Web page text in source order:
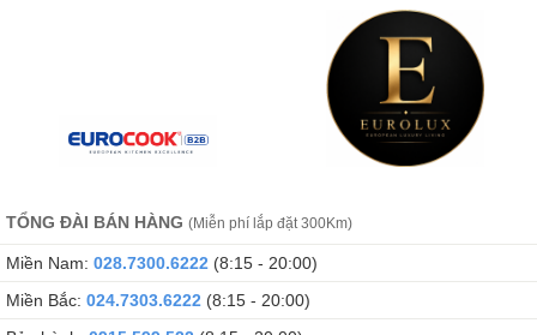
bằng kính LED có thể điều chỉnh riêng luôn đảm bảo điều kiện
chiếu sáng tối ưu - không gây chói. Nội thất được chiếu sáng
đồng đều với độ sáng rực rỡ độc đáo. Điều này cung cấp cho bạn
một cái nhìn tổng quan hoàn hảo về thực phẩm của bạn. Miele
TỔNG ĐÀI BÁN HÀNG (Miễn phí lắp đặt 300Km)
Miền Nam: 028.7300.6222 (8:15 - 20:00)
Miền Bắc: 024.7303.6222 (8:15 - 20:00)